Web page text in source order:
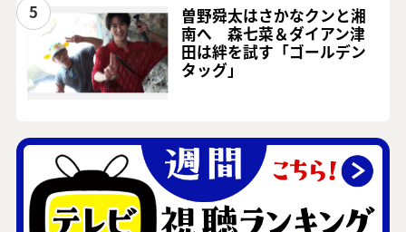
5
曽野舜太はさかなクンと湘
南へ 森七菜＆ダイアン津
田は絆を試す「ゴールデン
タッグ」